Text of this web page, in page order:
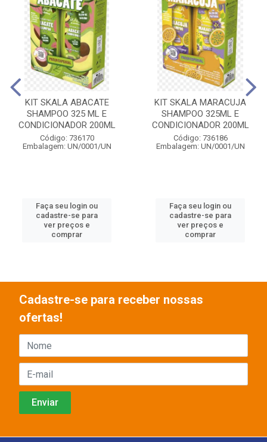
KIT SKALA ABACATE
SHAMPOO 325 ML E
CONDICIONADOR 200ML
Código: 736170
Embalagem: UN/0001/UN
Faça seu login ou
cadastre-se para
ver preços e
comprar
KIT SKALA MARACUJA
SHAMPOO 325ML E
CONDICIONADOR 200ML
Código: 736186
Embalagem: UN/0001/UN
Faça seu login ou
cadastre-se para
ver preços e
comprar
Cadastre-se para receber nossas
ofertas!